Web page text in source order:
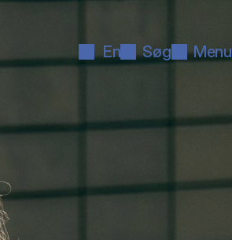
En Søg Menu